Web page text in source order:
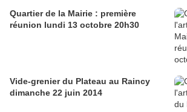
Quartier de la Mairie : première
réunion lundi 13 octobre 20h30
Vide-grenier du Plateau au Raincy
dimanche 22 juin 2014